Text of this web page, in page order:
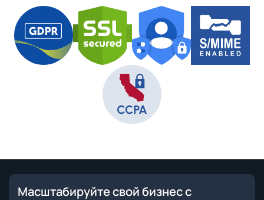
Масштабируйте свой бизнес с